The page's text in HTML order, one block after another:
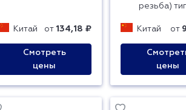
Китай от 134,18 ₽
Смотреть
цены
резьба)
Китай от
цены